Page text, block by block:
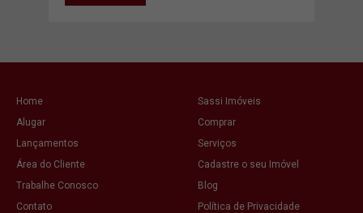
Home
Sassi Imóveis
Alugar
Comprar
Lançamentos
Serviços
Área do Cliente
Cadastre o seu Imóvel
Trabalhe Conosco
Blog
Contato
Política de Privacidade